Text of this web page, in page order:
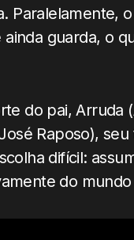
Paralelamente,
guarda, o
do pai, Arruda
Raposo),
difícil:
do